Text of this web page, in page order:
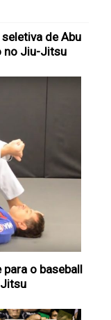
de Abu
no Jiu-Jitsu
o baseball